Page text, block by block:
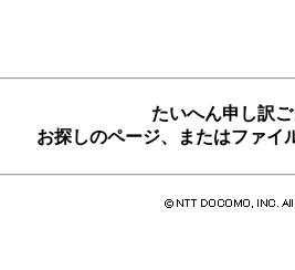
たいへん申し訳ご
お探しのページ、またはファイ